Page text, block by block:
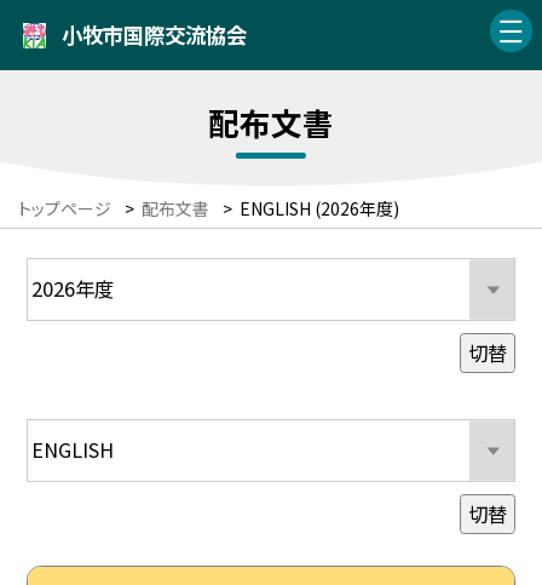
小牧市国際交流協会
配布文書
トップページ > 配布文書 > ENGLISH (2026年度)
切替
切替